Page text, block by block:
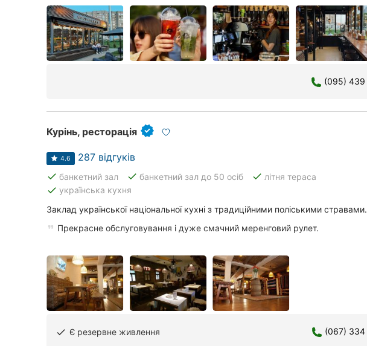
(095) 439
Курінь, ресторація
4.6 287 відгуків
done банкетний зал done банкетний зал до 50 осіб done літня тераса
done українська кухня
Заклад української національної кухні з традиційними поліськими стравами.
Прекрасне обслуговування і дуже смачний меренговий рулет.
done Є резервне живлення (067) 334